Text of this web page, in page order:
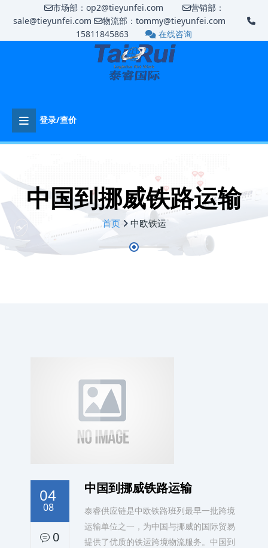
市场部：op2@tieyunfei.com
营销部：
sale@tieyunfei.com
物流部：tommy@tieyunfei.com
15811845863
在线咨询
登录/查价
中国到挪威铁路运输
首页 中欧铁运
04
08
0
中国到挪威铁路运输
泰睿供应链是中欧铁路班列最早一批跨境
运输单位之一，为中国与挪威的国际贸易
提供了优质的铁运跨境物流服务。中国到